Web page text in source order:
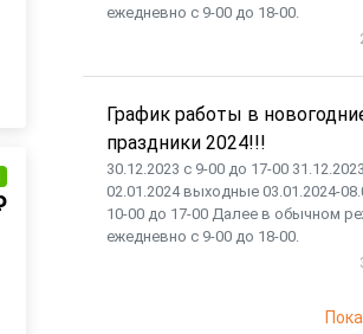
ежедневно с 9-00 до 18-00.
График работы в
праздники 2024!!!
30.12.2023 с 9-00 до 17-00
02.01.2024 выходные 03.01.2024-
10-00 до 17-00 Далее в обычном
ежедневно с 9-00 до 18-00.